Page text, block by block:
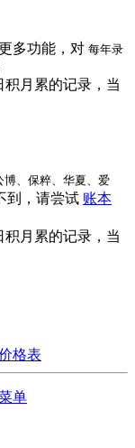
多功能，对 每年录
月累的记录，当
博、保粹、华夏、爱
到，请尝试 账本
月累的记录，当
格表
单